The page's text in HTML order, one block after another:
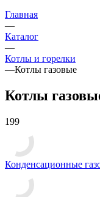
Главная
—
Каталог
—
Котлы и горелки
—Котлы газовые
Котлы
199
Конденсационные